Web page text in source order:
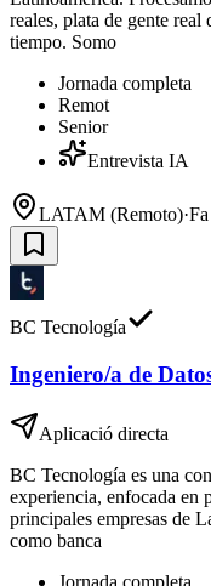
reales, plata de gente
tiempo. Somo
Jornada completa
Remot
Senior
Entrevista IA
LATAM (Remoto)·
BC Tecnología
Ingeniero/a de
Aplicació directa
BC Tecnología es una
experiencia, enfocada en
principales empresas de
como banca
Jornada completa